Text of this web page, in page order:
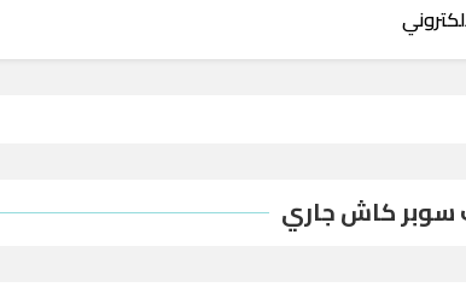
سوبر كاش جاري